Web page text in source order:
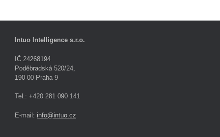
Intuo Intelligence s.r.o.
IČ 24268194
Poděbradská 520/24,
190 00 Praha 9
Tel.: +420 281 090 141
E-mail: info@intuo.cz